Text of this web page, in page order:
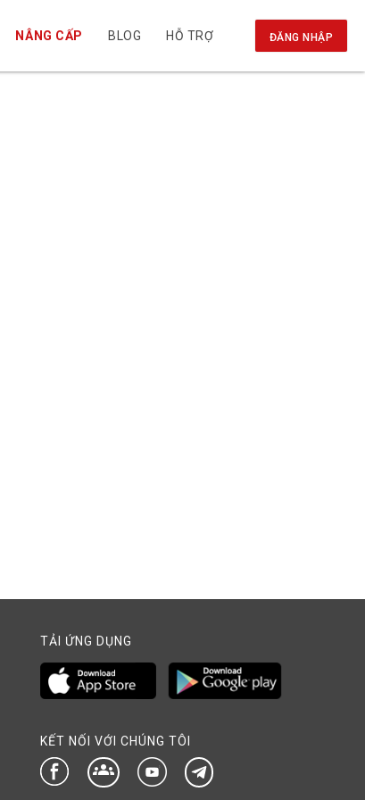
NÂNG CẤP BLOG HỖ TRỢ ĐĂNG NHẬP
TẢI ỨNG DỤNG
KẾT NỐI VỚI CHÚNG TÔI
groups